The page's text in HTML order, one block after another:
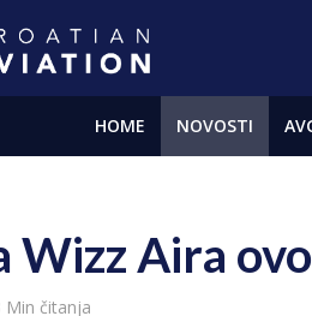
HOME NOVOSTI
Wizz Aira
Min čitanja